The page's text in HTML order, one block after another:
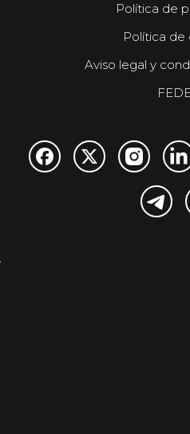
Política de
Política de
Aviso legal y